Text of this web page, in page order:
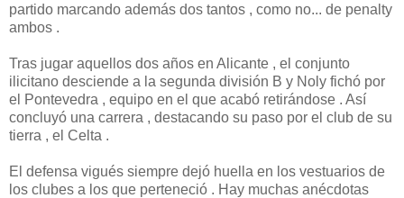
partido marcando además dos tantos , como no... de penalty
ambos .
Tras jugar aquellos dos años en Alicante , el conjunto
ilicitano desciende a la segunda división B y Noly fichó por
el Pontevedra , equipo en el que acabó retirándose . Así
concluyó una carrera , destacando su paso por el club de su
tierra , el Celta .
El defensa vigués siempre dejó huella en los vestuarios de
los clubes a los que perteneció . Hay muchas anécdotas